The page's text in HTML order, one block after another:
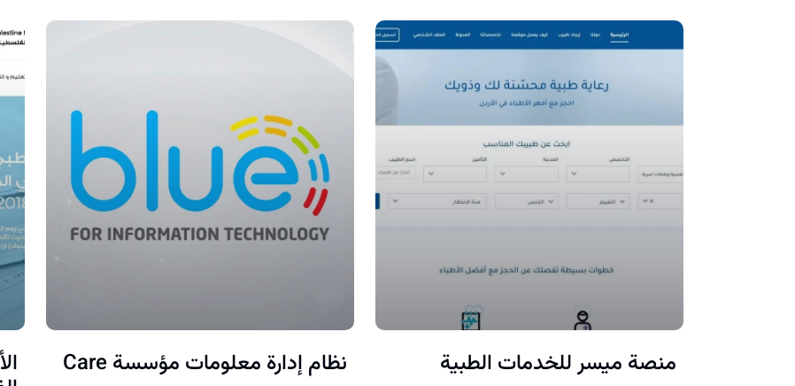
نظام إدارة معلومات مؤسسة Care منصة ميسر للخدمات الطبية